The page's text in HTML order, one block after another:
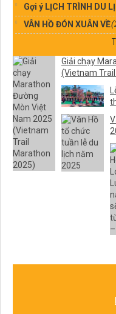
Gợi ý LỊCH TRÌNH DU
VÂN HỒ ĐÓN XUÂN VỀ
Giải chạy
(Vietnam